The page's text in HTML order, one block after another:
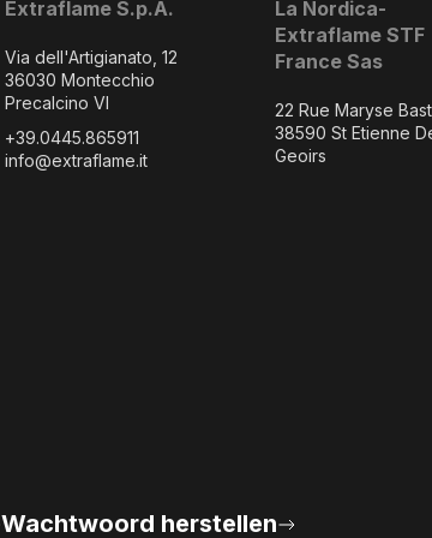
Extraflame S.p.A.
Via dell'Artigianato, 12
36030 Montecchio
Precalcino VI
+39.0445.865911
info@extraflame.it
La Nordica-
Extraflame STF
France Sas
22 Rue Maryse
38590 St Etienne
Geoirs
Wachtwoord herstellen